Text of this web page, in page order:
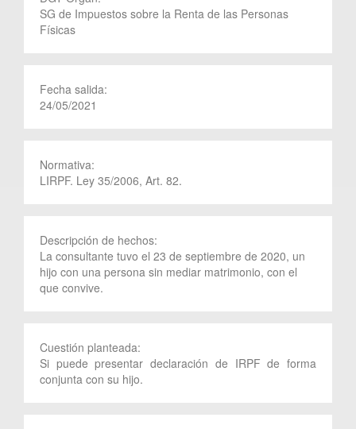
SG de Impuestos sobre la Renta de las Personas
Físicas
Fecha salida:
24/05/2021
Normativa:
LIRPF. Ley 35/2006, Art. 82.
Descripción de hechos:
La consultante tuvo el 23 de septiembre de 2020, un
hijo con una persona sin mediar matrimonio, con el
que convive.
Cuestión planteada:
Si puede presentar declaración de IRPF de forma
conjunta con su hijo.